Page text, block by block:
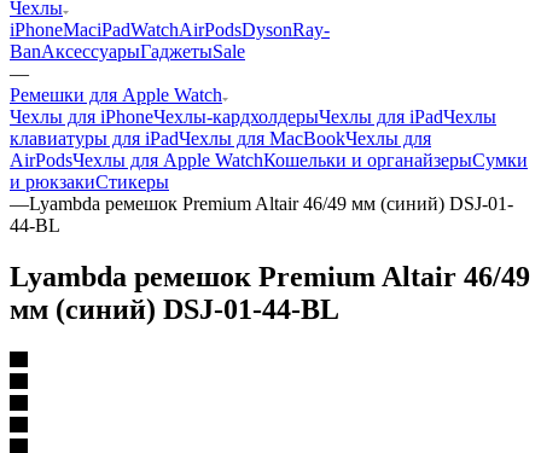
Чехлы
iPhoneMaciPadWatchAirPodsDysonRay-
BanАксессуарыГаджетыSale
—
Ремешки для Apple Watch
Чехлы для iPhoneЧехлы-кардхолдерыЧехлы для iPadЧехлы
клавиатуры для iPadЧехлы для MacBookЧехлы для
AirPodsЧехлы для Apple WatchКошельки и органайзерыСумки
и рюкзакиСтикеры
—Lyambda ремешок Premium Altair 46/49 мм (синий) DSJ-01-
44-BL
Lyambda ремешок Premium Altair 46/49
мм (синий) DSJ-01-44-BL